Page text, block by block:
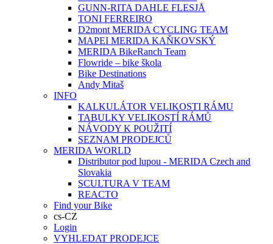
GUNN-RITA DAHLE FLESJÅ
TONI FERREIRO
D2mont MERIDA CYCLING TEAM
MAPEI MERIDA KAŇKOVSKÝ
MERIDA BikeRanch Team
Flowride – bike škola
Bike Destinations
Andy Mitaš
INFO
KALKULÁTOR VELIKOSTI RÁMU
TABULKY VELIKOSTÍ RÁMŮ
NÁVODY K POUŽITÍ
SEZNAM PRODEJCŮ
MERIDA WORLD
Distributor pod lupou - MERIDA Czech and
Slovakia
SCULTURA V TEAM
REACTO
Find your Bike
cs-CZ
Login
VYHLEDAT PRODEJCE